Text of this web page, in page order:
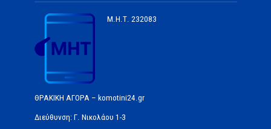
Μ.Η.Τ. 232083
ΘΡΑΚΙΚΗ ΑΓΟΡΑ – komotini24.gr
Διεύθυνση: Γ. Νικολάου 1-3